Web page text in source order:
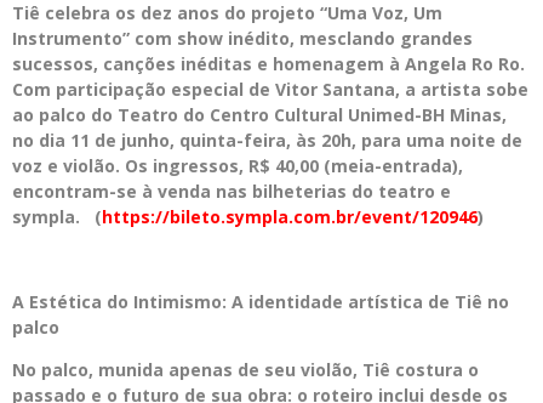
Tiê celebra os dez anos do projeto “Uma Voz, Um
Instrumento” com show inédito, mesclando grandes
sucessos, canções inéditas e homenagem à Angela Ro Ro.
Com participação especial de Vitor Santana, a artista sobe
ao palco do Teatro do Centro Cultural Unimed-BH Minas,
no dia 11 de junho, quinta-feira, às 20h, para uma noite de
voz e violão. Os ingressos, R$ 40,00 (meia-entrada),
encontram-se à venda nas bilheterias do teatro e
sympla. (https://bileto.sympla.com.br/event/120946)
A Estética do Intimismo: A identidade artística de Tiê no
palco
No palco, munida apenas de seu violão, Tiê costura o
passado e o futuro de sua obra: o roteiro inclui desde os